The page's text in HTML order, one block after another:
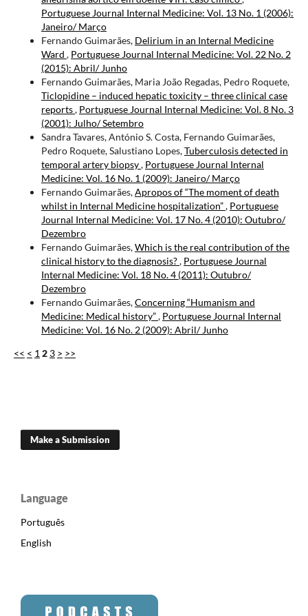
Portuguese Journal Internal Medicine: Vol. 13 No. 1 (2006):
Janeiro/ Março
Fernando Guimarães, Delirium in an Internal Medicine
Ward , Portuguese Journal Internal Medicine: Vol. 22 No. 2
(2015): Abril/ Junho
Fernando Guimarães, Maria João Regadas, Pedro Roquete,
Ticlopidine – induced hepatic toxicity – three clinical case
reports, Portuguese Journal Internal Medicine: Vol. 8 No. 3
(2001): Julho/ Setembro
Sandra Tavares, António S. Costa, Fernando Guimarães,
Pedro Roquete, Salustiano Lopes,Tuberculosis detected in
temporal artery biopsy, Portuguese Journal Internal
Medicine: Vol. 16 No. 1 (2009): Janeiro/ Março
Fernando Guimarães,Apropos of “The moment of death
whilst in Internal Medicine hospitalization”, Portuguese
Journal Internal Medicine: Vol. 17 No. 4 (2010): Outubro/
Dezembro
Fernando Guimarães,Which is the real contribution of the
clinical history to the diagnosis?, Portuguese Journal
Internal Medicine: Vol. 18 No. 4 (2011): Outubro/
Dezembro
Fernando Guimarães,Concerning “Humanism and
Medicine: Medical history”, Portuguese Journal Internal
Medicine: Vol. 16 No. 2 (2009): Abril/ Junho
<< < 1 2 3 > >>
Make a Submission
Language
Português
English